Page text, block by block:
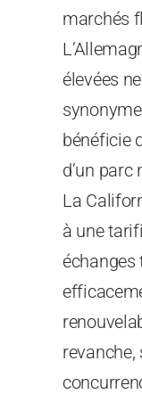
marchés
élevées
bénéficie
d’un parc
La
à une
échanges